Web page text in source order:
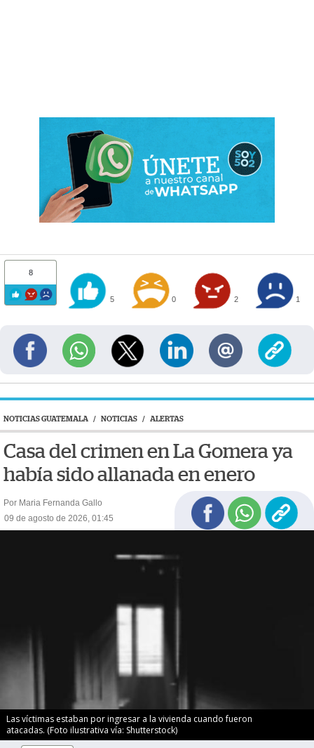
8
5 0 2 1
NOTICIAS GUATEMALA / NOTICIAS / ALERTAS
Casa del crimen en La Gomera ya
había sido allanada en enero
Por Maria Fernanda Gallo
09 de agosto de 2026, 01:45
Las víctimas estaban por ingresar a la vivienda cuando fueron
atacadas. (Foto ilustrativa vía: Shutterstock)